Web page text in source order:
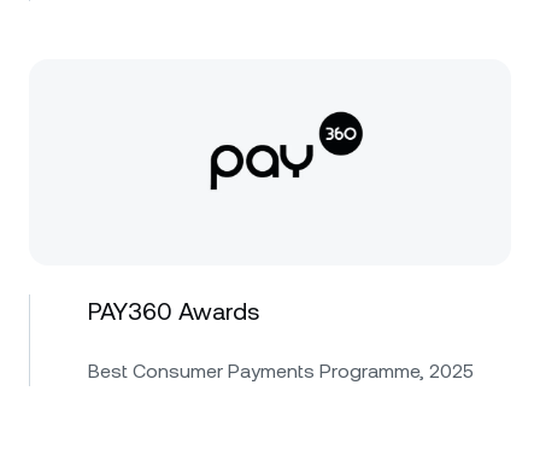
PAY360 Awards
Best Consumer Payments Programme, 2025